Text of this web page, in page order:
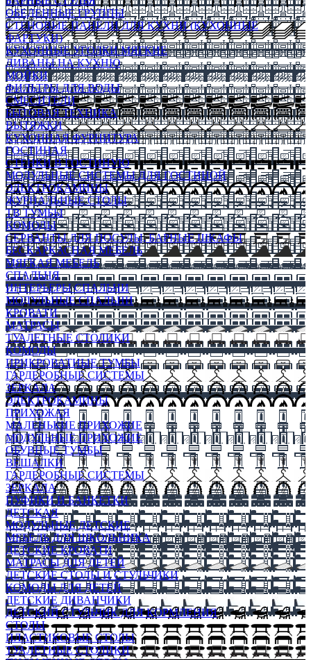
ОБЕДЕННЫЕ ГРУППЫ
СТЕНОВЫЕ ПАНЕЛИ ДЛЯ КУХНИ (КУХОННЫЕ
ФАРТУКИ)
КУХОННЫЕ УГОЛКИ МЯГКИЕ
ДИВАНЫ НА КУХНЮ
МОЙКИ
ФИЛЬТРЫ ДЛЯ ВОДЫ
СМЕСИТЕЛИ
БЫТОВАЯ ТЕХНИКА
ВЫТЯЖКИ
КУХОННАЯ ФУРНИТУРА
ГОСТИНАЯ
СТЕНКИ В ГОСТИНУЮ
МОДУЛЬНЫЕ СИСТЕМЫ ДЛЯ ГОСТИНОЙ
ЭЛЕКТРОКАМИНЫ
ЖУРНАЛЬНЫЕ СТОЛЫ
ТВ ТУМБЫ
КОМОДЫ
СЕРВАНТЫ ДЛЯ ПОСУДЫ, БАРНЫЕ ШКАФЫ
БЕСКАРКАСНАЯ МЕБЕЛЬ
МЯГКАЯ МЕБЕЛЬ
СПАЛЬНЯ
ИНТЕРЬЕРЫ СПАЛЬНИ
МОДУЛЬНЫЕ СПАЛЬНИ
КРОВАТИ
МАТРАСЫ
ТУАЛЕТНЫЕ СТОЛИКИ
КОМОДЫ
ПРИКРОВАТНЫЕ ТУМБЫ
ГАРДЕРОБНЫЕ СИСТЕМЫ
ЗЕРКАЛА
ЭЛЕКТРОКАМИНЫ
ПРИХОЖАЯ
МАЛЕНЬКИЕ ПРИХОЖИЕ
МОДУЛЬНЫЕ ПРИХОЖИЕ
ОБУВНЫЕ ТУМБЫ
ВЕШАЛКИ
ГАРДЕРОБНЫЕ СИСТЕМЫ
ЗЕРКАЛА
ПУФИКИ И БАНКЕТКИ
ДЕТСКАЯ
МОДУЛЬНЫЕ ДЕТСКИЕ
МЕБЕЛЬ ДЛЯ ШКОЛЬНИКА
ДЕТСКИЕ КРОВАТИ
МАТРАСЫ ДЛЯ ДЕТЕЙ
ДЕТСКИЕ СТОЛЫ И СТУЛЬЧИКИ
КОМОДЫ ДЛЯ ДЕТЕЙ
ДЕТСКИЕ ДИВАНЧИКИ
ДЕТСКИЙ СТУЛЬЧИК ДЛЯ КОРМЛЕНИЯ
СТОЛЫ
ПЛАСТИКОВЫЕ СТОЛЫ
ТУАЛЕТНЫЕ СТОЛИКИ